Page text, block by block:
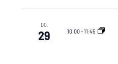
DO.
29 10:00-11:45